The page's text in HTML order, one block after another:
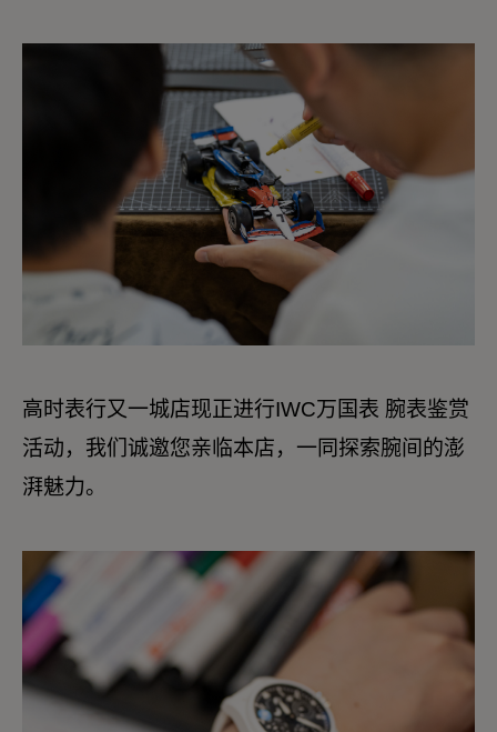
高时表行又一城店现正进行IWC万国表 腕表鉴赏
活动，我们诚邀您亲临本店，一同探索腕间的澎
湃魅力。